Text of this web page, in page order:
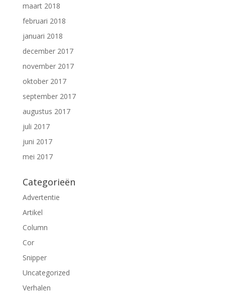
maart 2018
februari 2018
januari 2018
december 2017
november 2017
oktober 2017
september 2017
augustus 2017
juli 2017
juni 2017
mei 2017
Categorieën
Advertentie
Artikel
Column
Cor
Snipper
Uncategorized
Verhalen